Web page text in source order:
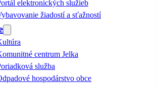
elektronických služieb
žiadostí a sťažností
centrum Jelka
služba
hospodárstvo obce